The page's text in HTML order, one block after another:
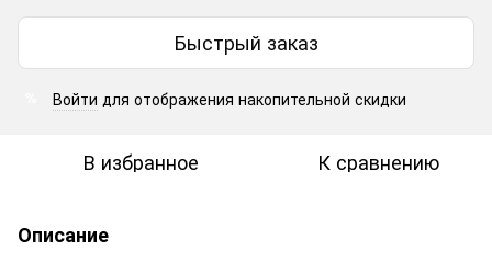
Быстрый заказ
Войти для отображения накопительной скидки
В избранное К сравнению
Описание